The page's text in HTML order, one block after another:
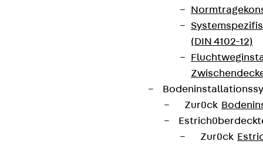
(DIN 4102-12)
Zurück
Zurück